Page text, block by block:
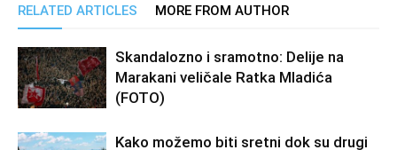
RELATED ARTICLES MORE FROM AUTHOR
Skandalozno i sramotno: Delije na
Marakani veličale Ratka Mladića
(FOTO)
Kako možemo biti sretni dok su drugi